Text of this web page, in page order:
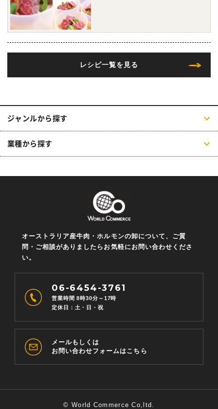
レシピ一覧を見る
ジャンルから探す
業種から探す
オーストラリア産牛肉・ホルモンの卸について、ご質
問・ご相談がありましたらお気軽にお問い合わせくださ
い。
06-6454-3761
営業時間 8時30分～17時
定休日：土・日・祝
メールもしくは
お問い合わせフォームはこちら
© World Commerce Co,ltd.